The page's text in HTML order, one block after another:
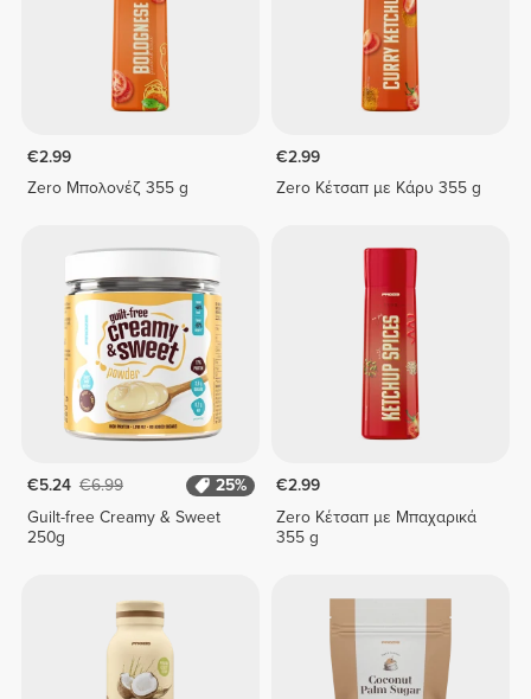
€2.99
Zero Μπολονέζ 355 g
€2.99
Zero Κέτσαπ με Κάρυ 355 g
€5.24 €6.99
25%
Guilt-free Creamy & Sweet
250g
€2.99
Zero Κέτσαπ με Μπαχαρικά
355 g